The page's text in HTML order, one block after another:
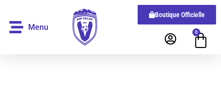
Menu
Boutique Officielle
0